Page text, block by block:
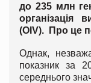
до 235 млн
організація
(OIV). Про це
Однак,
показник за
середнього